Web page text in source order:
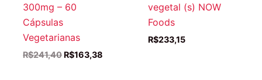
300mg – 60
Cápsulas
Vegetarianas
R$241,40 O
R$163,38
vegetal (s) NOW
Foods
R$233,15